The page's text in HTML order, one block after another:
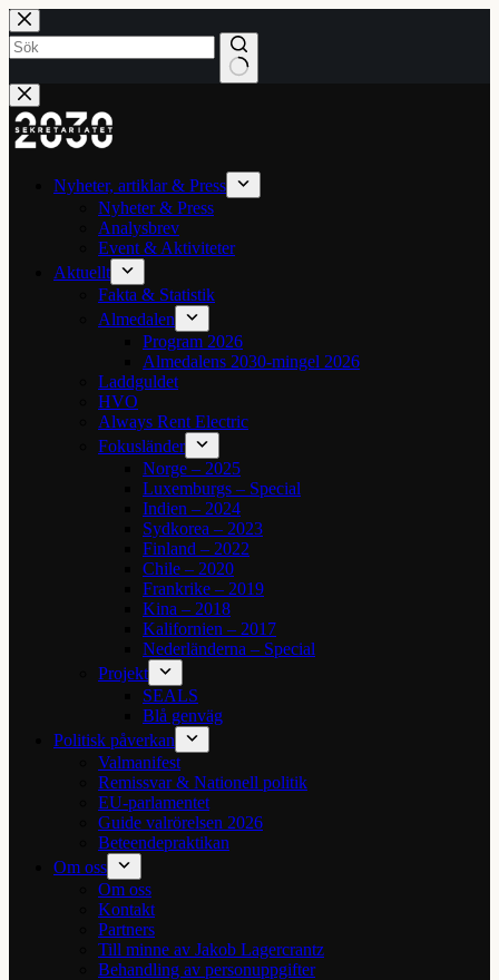
Hoppa
till
innehåll
Inga
resultat
Nyheter, artiklar & Press
Nyheter & Press
Analysbrev
Event & Aktiviteter
Aktuellt
Fakta & Statistik
Almedalen
Program 2026
Almedalens 2030-mingel 2026
Laddguldet
HVO
Always Rent Electric
Fokusländer
Norge – 2025
Luxemburgs – Special
Indien – 2024
Sydkorea – 2023
Finland – 2022
Chile – 2020
Frankrike – 2019
Kina – 2018
Kalifornien – 2017
Nederländerna – Special
Projekt
SEALS
Blå genväg
Politisk påverkan
Valmanifest
Remissvar & Nationell politik
EU-parlamentet
Guide valrörelsen 2026
Beteendepraktikan
Om oss
Om oss
Kontakt
Partners
Till minne av Jakob Lagercrantz
Behandling av personuppgifter